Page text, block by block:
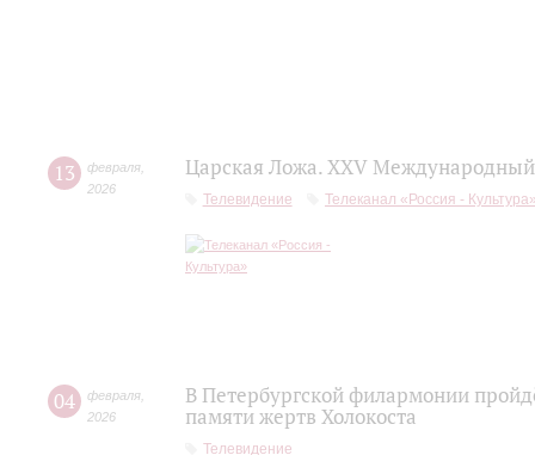
13 февраля
2026
Царская Ложа. XXV
Телевидение Телеканал «Россия -
04 февраля
2026
В Петербургской филармонии
памяти жертв Холокоста
Телевидение